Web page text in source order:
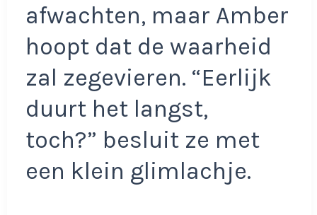
afwachten, maar Amber
hoopt dat de waarheid
zal zegevieren. “Eerlijk
duurt het langst,
toch?” besluit ze met
een klein glimlachje.